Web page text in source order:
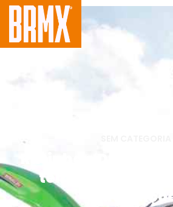
Ratinho e Dudu
temporada